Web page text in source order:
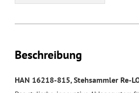
Beschreibung
HAN 16218-815, Stehsammler Re-